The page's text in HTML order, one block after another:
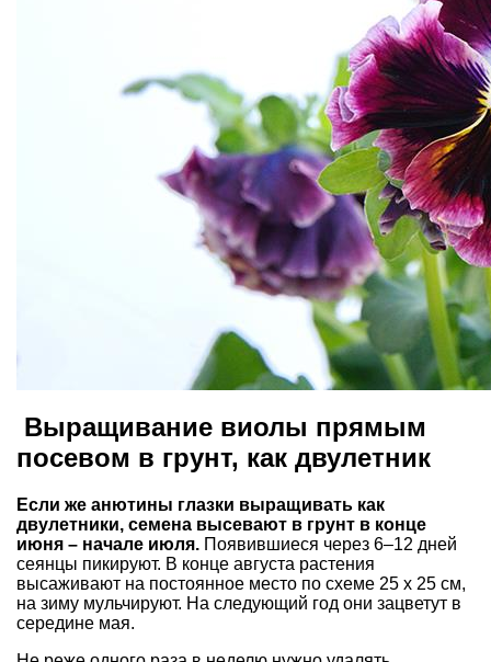
Выращивание виолы прямым
посевом в грунт, как двулетник
Если же анютины глазки выращивать как
двулетники, семена высевают в грунт в конце
июня – начале июля. Появившиеся через 6–12 дней
сеянцы пикируют. В конце августа растения
высаживают на постоянное место по схеме 25 х 25 см,
на зиму мульчируют. На следующий год они зацветут в
середине мая.